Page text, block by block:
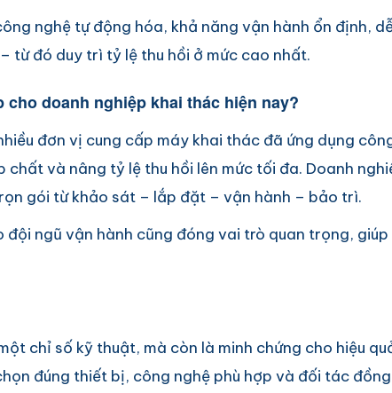
nghệ tự động hóa, khả năng vận hành ổn định,
từ đó duy trì tỷ lệ thu hồi ở mức cao nhất.
doanh nghiệp khai thác hiện nay?
đơn vị cung cấp máy khai thác đã ứng dụng
và nâng tỷ lệ thu hồi lên mức tối đa. Doanh
gói từ khảo sát – lắp đặt – vận hành – bảo trì.
đội ngũ vận hành cũng đóng vai trò quan trọng,
chỉ số kỹ thuật, mà còn là minh chứng cho hiệu
đúng thiết bị, công nghệ phù hợp và đối tác